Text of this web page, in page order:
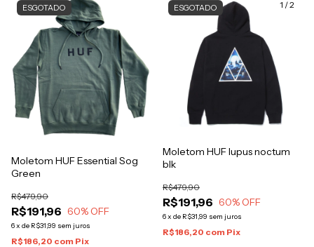
ESGOTADO
Moletom HUF Essential Sog
Green
R$191,96
R$479,90
60% OFF
6x de R$31,99 sem juros
R$186,20 com Pix
1 /2
ESGOTADO
Moletom HUF lupus noctum
blk
R$191,96
R$479,90
60% OFF
6x de R$31,99 sem juros
R$186,20 com Pix